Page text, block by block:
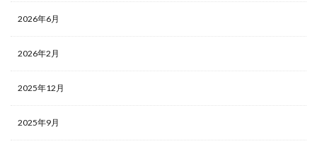
2026年6月
2026年2月
2025年12月
2025年9月